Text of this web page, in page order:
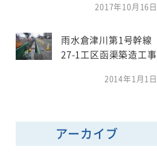
2017年10月16日
雨水倉津川第1号幹線
27-1工区函渠築造工事
2014年1月1日
アーカイブ